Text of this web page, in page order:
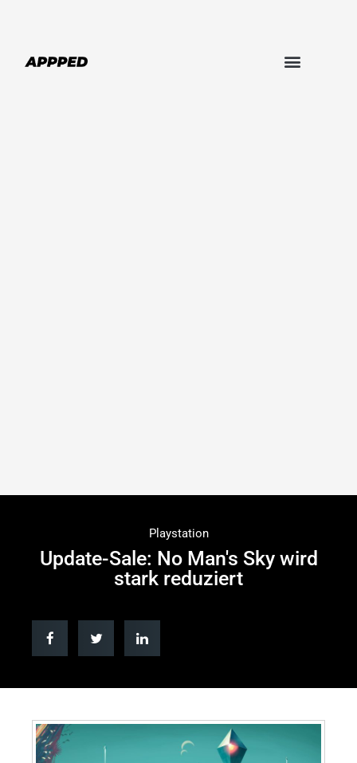
Playstation
Update-Sale: No Man's Sky wird
stark reduziert